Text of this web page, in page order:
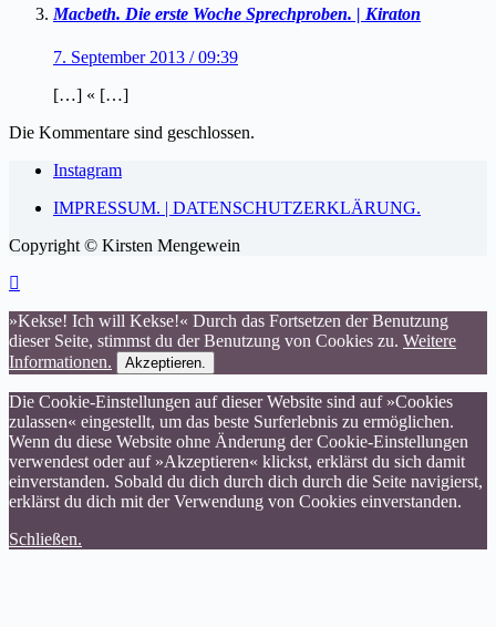
Macbeth. Die erste Woche Sprechproben. | Kiraton
7. September 2013 / 09:39
[…] « […]
Die Kommentare sind geschlossen.
Instagram
IMPRESSUM. | DATENSCHUTZERKLÄRUNG.
Copyright © Kirsten Mengewein
»Kekse! Ich will Kekse!« Durch das Fortsetzen der Benutzung
dieser Seite, stimmst du der Benutzung von Cookies zu. Weitere
Informationen.
Akzeptieren.
Die Cookie-Einstellungen auf dieser Website sind auf »Cookies
zulassen« eingestellt, um das beste Surferlebnis zu ermöglichen.
Wenn du diese Website ohne Änderung der Cookie-Einstellungen
verwendest oder auf »Akzeptieren« klickst, erklärst du sich damit
einverstanden. Sobald du dich durch dich durch die Seite navigierst,
erklärst du dich mit der Verwendung von Cookies einverstanden.
Schließen.